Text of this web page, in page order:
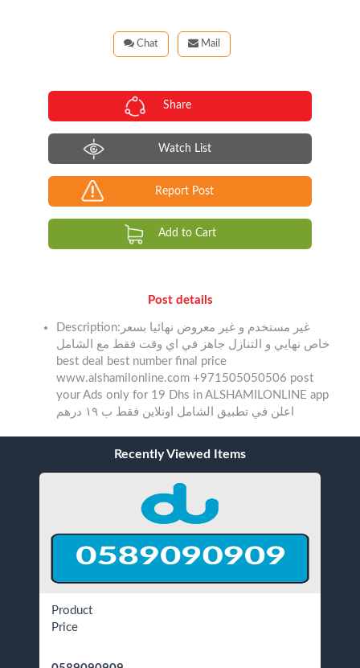
Mail
Chat
Share
Watch List
Report Post
Add to Cart
Post details
Description:غير مستخدم و غير معروض نهائيا بسعر
خاص نهايي و التنازل جاهز في اي وقت فقط مع الشامل
best deal best number final price
www.alshamilonline.com +971505050506 post
your Ads only for 19 Dhs in ALSHAMILONLINE app
اعلن في تطبيق الشامل اونلاين فقط ب ١٩ درهم
Recently Viewed Items
Product
Price